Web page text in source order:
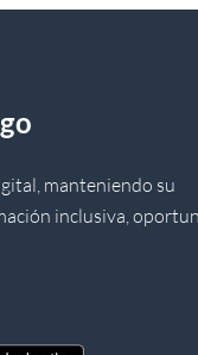
manteniendo su
inclusiva,